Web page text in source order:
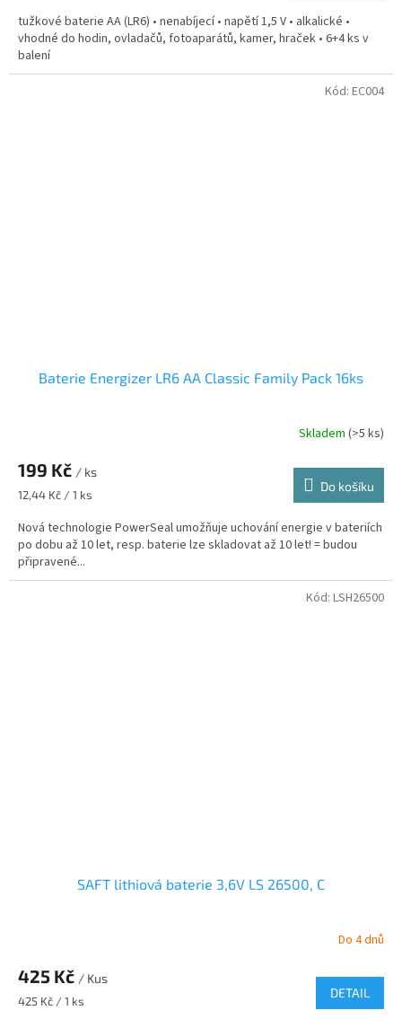
tužkové baterie AA (LR6) • nenabíjecí • napětí 1,5 V • alkalické •
vhodné do hodin, ovladačů, fotoaparátů, kamer, hraček • 6+4 ks v
balení
Baterie Energizer LR6 AA Classic Family Pack 16ks
Skladem (>5 ks)
199 Kč / ks
Měrná
12,44 Kč / 1 ks
Do košíku
Nová technologie PowerSeal umožňuje uchování energie v bateriích
po dobu až 10 let, resp. baterie lze skladovat až 10 let! = budou
připravené...
Kód: EC004
SAFT lithiová baterie 3,6V LS 26500, C
Do 4 dnů
425 Kč / Kus
Měrná
425 Kč / 1 ks
DETAIL
Kód: LSH26500